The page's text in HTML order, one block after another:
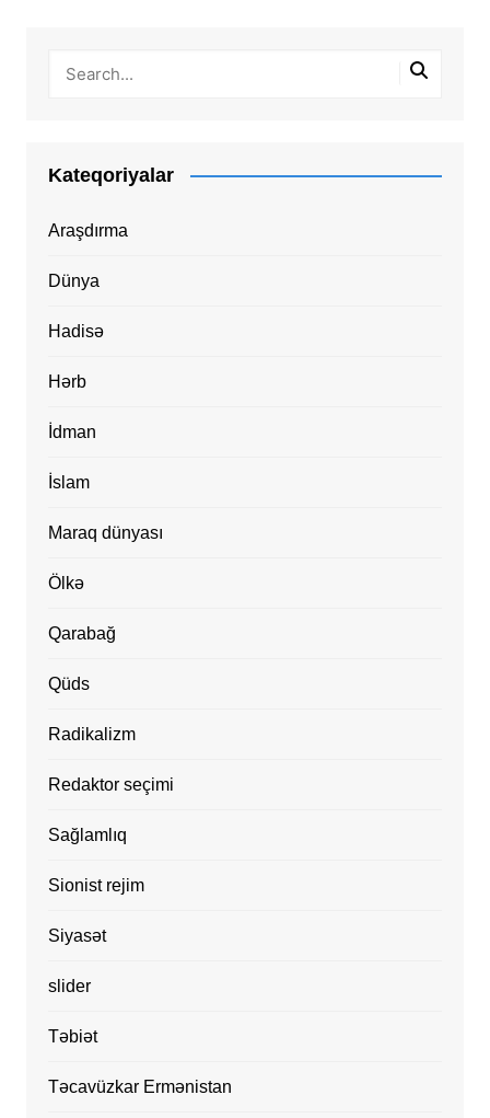
Kateqoriyalar
Araşdırma
Dünya
Hadisə
Hərb
İdman
İslam
Maraq dünyası
Ölkə
Qarabağ
Qüds
Radikalizm
Redaktor seçimi
Sağlamlıq
Sionist rejim
Siyasət
slider
Təbiət
Təcavüzkar Ermənistan